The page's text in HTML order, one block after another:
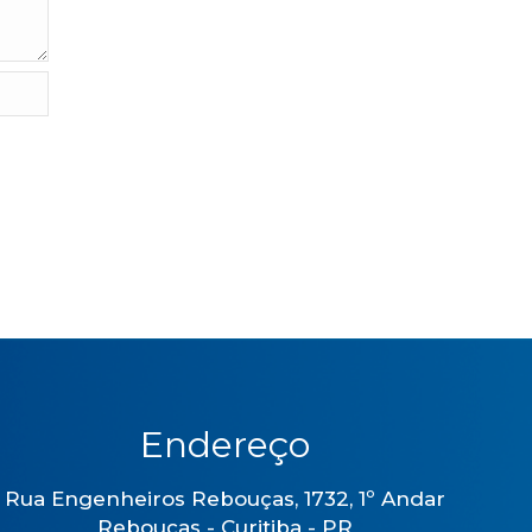
Endereço
Rua Engenheiros Rebouças, 1732, 1º Andar
Rebouças - Curitiba - PR